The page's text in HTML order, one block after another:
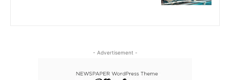
- Advertisement -